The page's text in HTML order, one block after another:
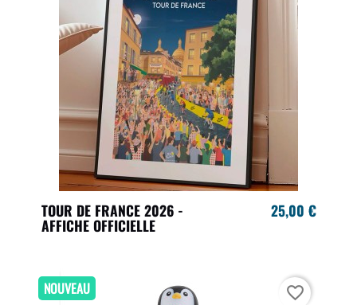
TOUR DE FRANCE 2026 -
AFFICHE OFFICIELLE
25,00 €
NOUVEAU favorite_border